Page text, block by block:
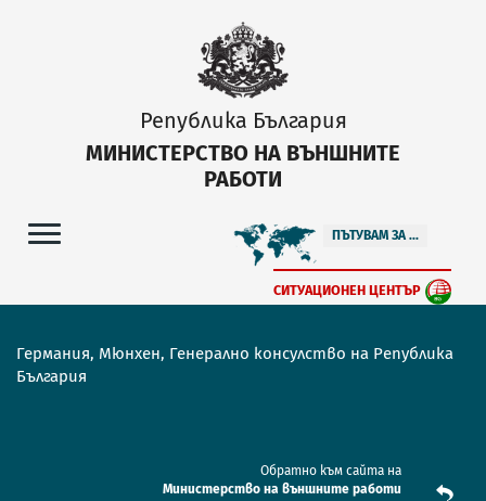
Република България
МИНИСТЕРСТВО НА ВЪНШНИТЕ
РАБОТИ
ПЪТУВАМ ЗА ...
СИТУАЦИОНЕН ЦЕНТЪР
Германия, Мюнхен, Генерално консулство на Република
България
Обратно към сайта на
Mинистерство на външните работи